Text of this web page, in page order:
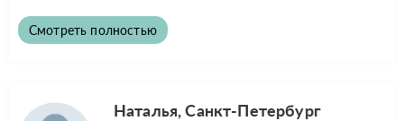
Смотреть полностью
Наталья, Санкт-Петербург